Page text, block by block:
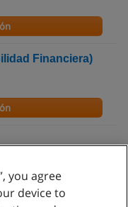
Financiera)
you agree
device to